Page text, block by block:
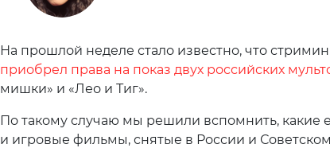
На прошлой неделе стало известно, что
приобрел права на показ двух российских
мишки» и «Лео и Тиг».
По такому случаю мы решили вспомнить,
и игровые фильмы, снятые в России и